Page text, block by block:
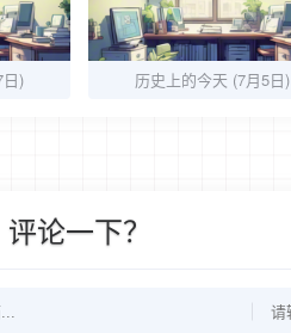
) 历史上的今天 (7月5日)
评论一下？